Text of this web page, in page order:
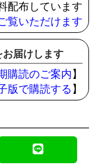
配布しています
覧いただけます
届けします
購読のご案内 】
版で購読する 】